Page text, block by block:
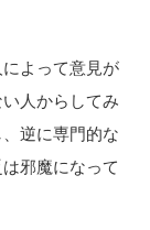
よって意見が
人からしてみ
逆に専門的な
邪魔になって